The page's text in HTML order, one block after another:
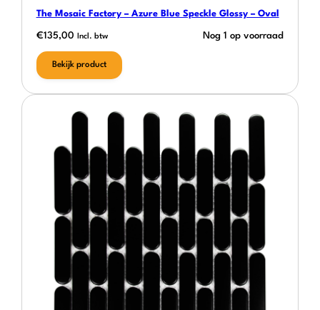
The Mosaic Factory – Azure Blue Speckle Glossy – Oval
€135,00 Incl. btw Nog 1 op voorraad
Bekijk product